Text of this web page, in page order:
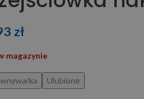
zł
magazynie
Ulubione